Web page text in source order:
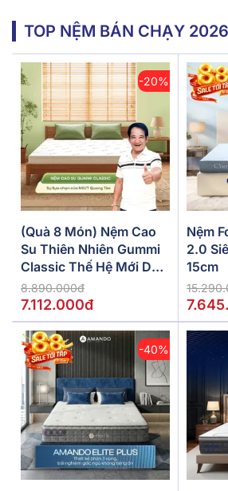
TOP NỆM BÁN CHẠY 2026
-20%
(Quà 8 Món) Nệm Cao
Su Thiên Nhiên Gummi
Classic Thế Hệ Mới Dày
5/10/15cm
8.890.000đ
7.112.000đ
Nệm
2.0
15cm
-40%